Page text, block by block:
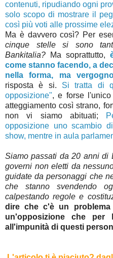
contenuti, ripudiando ogni
solo scopo di mostrare il
così più voti alle prossime
Ma è davvero così? Per
cinque stelle si sono
Bankitalia? Ma soprattutto,
come stanno facendo, a
nella forma, ma
risposta è si. Si tratta di
opposizione", e forse
atteggiamento così strano,
non vi siamo abituati;
opposizione uno scambio
show, mentre in aula
Siamo passati da 20 anni di
governi non eletti da
guidate da personaggi che
che stanno svendendo
calpestando regole e
dire che c'è un problema
un'opposizione che
all'impunità di questi